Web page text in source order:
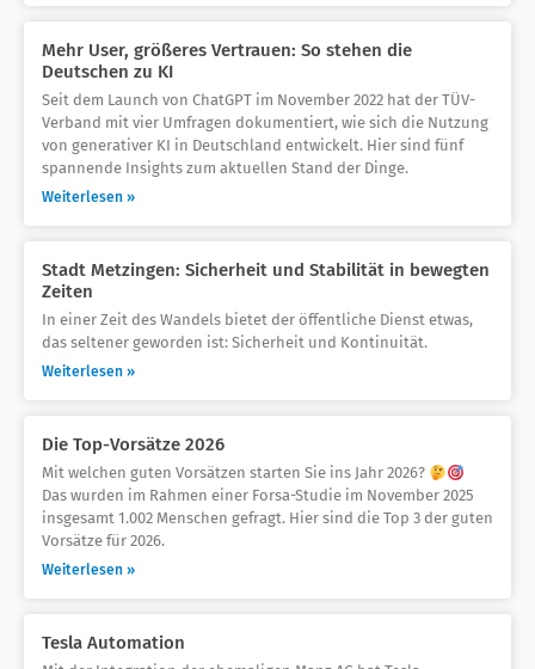
Mehr User, größeres Vertrauen: So stehen die
Deutschen zu KI
Seit dem Launch von ChatGPT im November 2022 hat der TÜV-
Verband mit vier Umfragen dokumentiert, wie sich die Nutzung
von generativer KI in Deutschland entwickelt. Hier sind fünf
spannende Insights zum aktuellen Stand der Dinge.
Weiterlesen »
Stadt Metzingen: Sicherheit und Stabilität in bewegten
Zeiten
In einer Zeit des Wandels bietet der öffentliche Dienst etwas,
das seltener geworden ist: Sicherheit und Kontinuität.
Weiterlesen »
Die Top-Vorsätze 2026
Mit welchen guten Vorsätzen starten Sie ins Jahr 2026?
Das wurden im Rahmen einer Forsa-Studie im November 2025
insgesamt 1.002 Menschen gefragt. Hier sind die Top 3 der guten
Vorsätze für 2026.
Weiterlesen »
Tesla Automation